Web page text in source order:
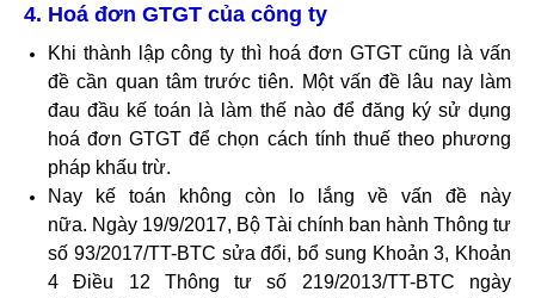
4. Hoá đơn GTGT của công ty
Khi thành lập công ty thì hoá đơn GTGT cũng là vấn
đề cần quan tâm trước tiên. Một vấn đề lâu nay làm
đau đầu kế toán là làm thế nào để đăng ký sử dụng
hoá đơn GTGT để chọn cách tính thuế theo phương
pháp khấu trừ.
Nay kế toán không còn lo lắng về vấn đề này
nữa. Ngày 19/9/2017, Bộ Tài chính ban hành Thông tư
số 93/2017/TT-BTC sửa đổi, bổ sung Khoản 3, Khoản
4 Điều 12 Thông tư số 219/2013/TT-BTC ngày